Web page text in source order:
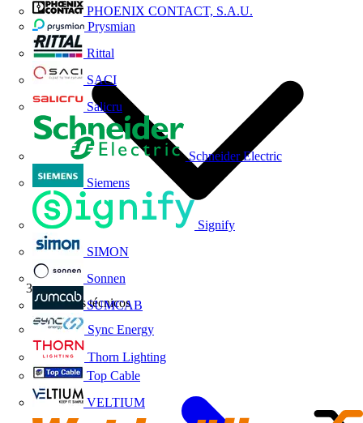
PHOENIX CONTACT, S.A.U.
Prysmian
Rittal
SACI
Salicru
Schneider Electric
Siemens
Signify
SIMON
Sonnen
SUMCAB
Sync Energy
Thorn Lighting
Top Cable
VELTIUM
Artículos técnicos